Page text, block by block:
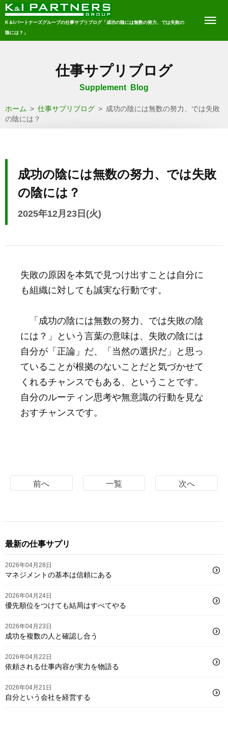
K＆Iパートナーズグループの仕事サプリブログ「成功の陰には無数の努力、では失敗の
陰には？」
仕事サプリブログ
Supplement Blog
ホーム > 仕事サプリブログ >
成功の陰には無数の努力、では失敗
の陰には？
成功の陰には無数の努力、では失敗
の陰には？
2025年12月23日(火)
失敗の原因を本気で見つけ出すことは自分に
も組織に対しても誠実な行動です。
「成功の陰には無数の努力、では失敗の陰
には？」という言葉の意味は、失敗の陰には
自分が「正論」だ、「当然の選択だ」と思っ
ていることが根拠のないことだと気づかせて
くれるチャンスでもある、ということです。
自分のルーティン思考や無意識の行動を見な
おすチャンスです。
前へ 一覧 次へ
最新の仕事サプリ
2026年04月28日
マネジメントの基本は信頼にある
2026年04月24日
優先順位をつけても結局はすべてやる
2026年04月23日
成功を複数の人と確認し合う
2026年04月22日
依頼される仕事内容が実力を物語る
2026年04月21日
自分という会社を経営する